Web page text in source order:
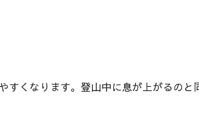
すくなります。登山中に息が上がるのと